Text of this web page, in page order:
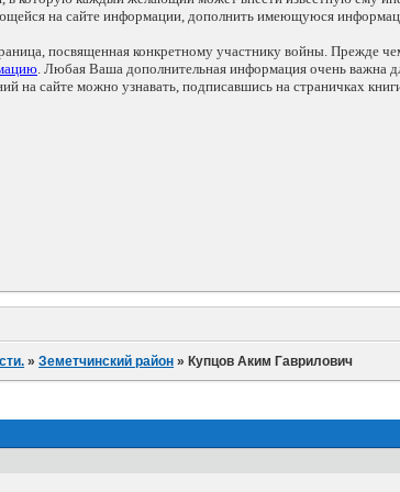
на сайте информации, дополнить имеющуюся
посвященная конкретному участнику войны. Прежде
. Любая Ваша дополнительная информация очень важна
на сайте можно узнавать, подписавшись на страничках
»Земетчинский район » Купцов Аким Гаврилович